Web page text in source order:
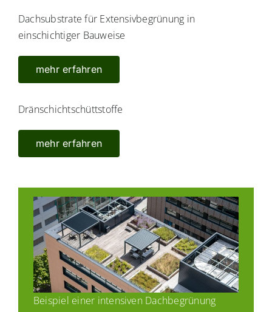
Dachsubstrate für Extensivbegrünung in
einschichtiger Bauweise
mehr erfahren
Dränschichtschüttstoffe
mehr erfahren
Beispiel einer intensiven Dachbegrünung